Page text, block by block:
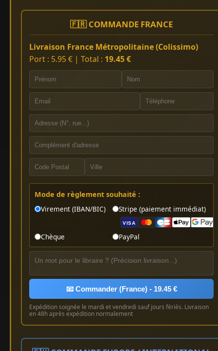
🇫🇷 COMMANDE FRANCE
Livraison France Métropolitaine (Colissimo)
Port : 5.95 € | Total : 19.45 €
Mode de règlement souhaité :
Virement (IBAN/BIC)
Stripe (paiement immédiat)
VISA
Chèque PayPal
📧 Commander (France) - 19.45 €
Expédition soignée le mardi et vendredi sauf jours fériés. Livraison
en 48h après expédition normalement